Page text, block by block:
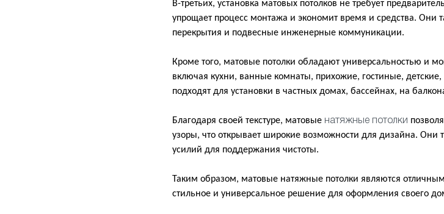
В-третьих, установка матовых потолков не требует
упрощает процесс монтажа и экономит время и средства. Они
перекрытия и подвесные инженерные коммуникации.
Кроме того, матовые потолки обладают универсальностью и
включая кухни, ванные комнаты, прихожие, гостиные,
подходят для установки в частных домах, бассейнах, на
Благодаря своей текстуре, матовые натяжные потолки
узоры, что открывает широкие возможности для дизайна. Они
усилий для поддержания чистоты.
Таким образом, матовые натяжные потолки являются
стильное и универсальное решение для оформления своего